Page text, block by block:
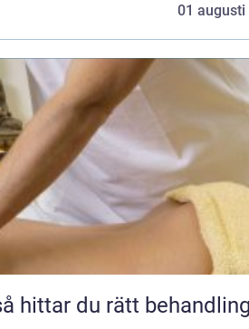
01 augusti